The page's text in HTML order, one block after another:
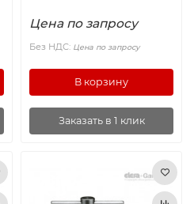
Цена по запросу
Без НДС: Цена по запросу
В корзину
Заказать в 1 клик